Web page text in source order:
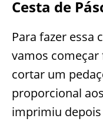
Cesta de
Para fazer essa
vamos começar
cortar um
proporcional
imprimiu depois